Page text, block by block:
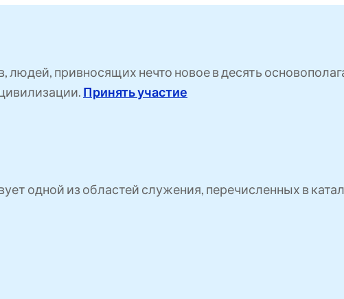
людей, привносящих нечто новое в десять
Принять участие
одной из областей служения, перечисленных в